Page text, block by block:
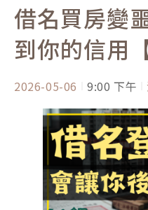
借名買房變
到你的信用
2026-05-06 9:00 下午